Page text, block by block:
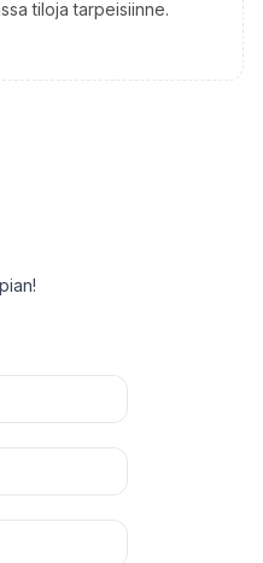
tiloja tarpeisiinne.